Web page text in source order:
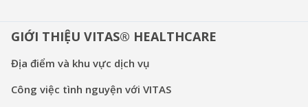
GIỚI THIỆU VITAS® HEALTHCARE
Địa điểm và khu vực dịch vụ
Công việc tình nguyện với VITAS